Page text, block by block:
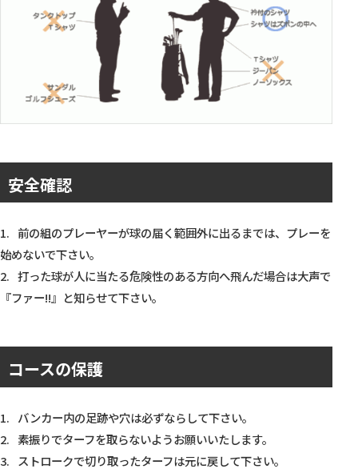
安全確認
前の組のプレーヤーが球の届く範囲外に出るまでは、プレーを
始めないで下さい。
打った球が人に当たる危険性のある方向へ飛んだ場合は大声で
『ファー!!』と知らせて下さい。
コースの保護
バンカー内の足跡や穴は必ずならして下さい。
素振りでターフを取らないようお願いいたします。
ストロークで切り取ったターフは元に戻して下さい。